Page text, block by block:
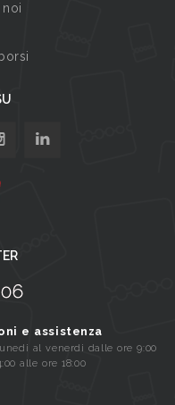
e assistenza
al venerdi dalle ore 9:00
alle ore 18:00